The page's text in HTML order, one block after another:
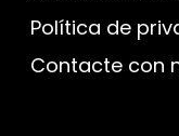
Política de
Contacte con